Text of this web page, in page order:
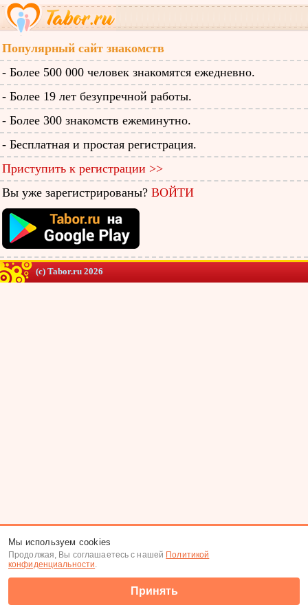
Популярный сайт знакомств
- Более 500 000 человек знакомятся ежедневно.
- Более 19 лет безупречной работы.
- Более 300 знакомств ежеминутно.
- Бесплатная и простая регистрация.
Приступить к регистрации >>
Вы уже зарегистрированы? ВОЙТИ
(c) Tabor.ru 2026
Мы используем cookies
Продолжая, Вы соглашаетесь с нашей Политикой
конфиденциальности.
Принять